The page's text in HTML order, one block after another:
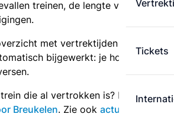
Tickets
treinen, de lengte van iedere
met vertrektijden op deze
bijgewerkt: je hoeft de
die al vertrokken is? Bekijk dan
Breukelen. Zie ook actuele